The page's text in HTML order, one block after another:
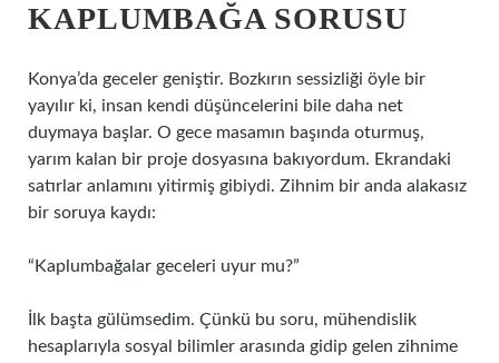
KAPLUMBAĞA SORUSU
Konya’da geceler geniştir. Bozkırın sessizliği öyle bir
yayılır ki, insan kendi düşüncelerini bile daha net
duymaya başlar. O gece masamın başında oturmuş,
yarım kalan bir proje dosyasına bakıyordum. Ekrandaki
satırlar anlamını yitirmiş gibiydi. Zihnim bir anda alakasız
bir soruya kaydı:
“Kaplumbağalar geceleri uyur mu?”
İlk başta gülümsedim. Çünkü bu soru, mühendislik
hesaplarıyla sosyal bilimler arasında gidip gelen zihnime